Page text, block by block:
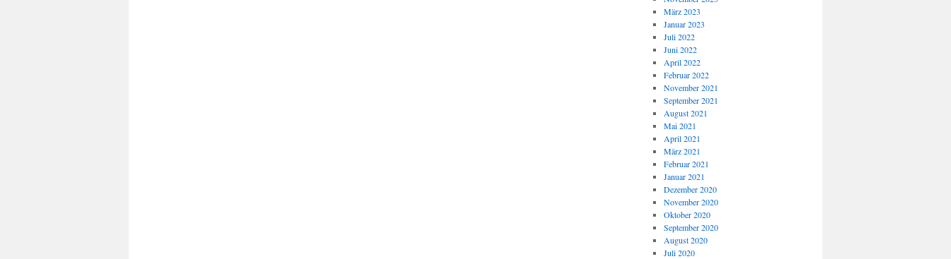
März 2023
Januar 2023
Juli 2022
Juni 2022
April 2022
Februar 2022
November 2021
September 2021
August 2021
Mai 2021
April 2021
März 2021
Februar 2021
Januar 2021
Dezember 2020
November 2020
Oktober 2020
September 2020
August 2020
Juli 2020